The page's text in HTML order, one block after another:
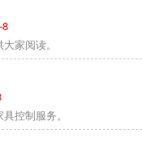
8
家阅读。
控制服务。